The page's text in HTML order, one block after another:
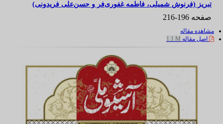
تبریز (فرنوش شمیلی، فاطمه غفوری‌فر و حسن‌علی فریدونی)
صفحه 196-216
مشاهده مقاله
اصل مقاله 1.1 M